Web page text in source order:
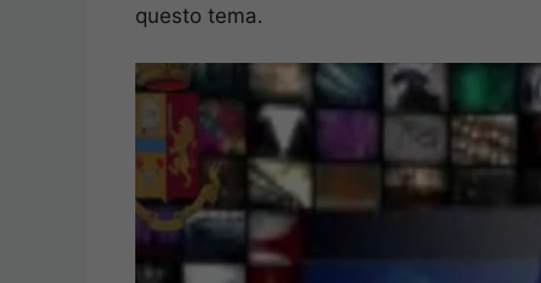
questo tema.